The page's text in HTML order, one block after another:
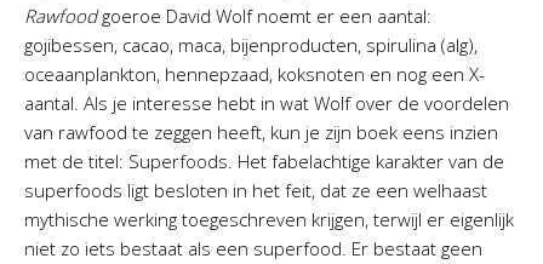
Rawfoodgoeroe David Wolf noemt er een aantal:
gojibessen, cacao, maca, bijenproducten, spirulina (alg),
oceaanplankton, hennepzaad, koksnoten en nog een X-
aantal. Als je interesse hebt in wat Wolf over de voordelen
van rawfood te zeggen heeft, kun je zijn boek eens inzien
met de titel: Superfoods. Het fabelachtige karakter van de
superfoods ligt besloten in het feit, dat ze een welhaast
mythische werking toegeschreven krijgen, terwijl er eigenlijk
niet zo iets bestaat als een superfood. Er bestaat geen